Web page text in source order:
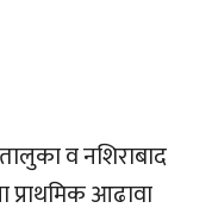
व नशिराबाद
प्राथमिक आढावा